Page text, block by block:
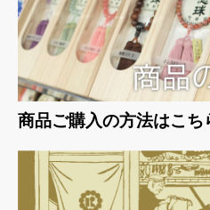
お買い物を続ける
商品ご購入の方法はこち